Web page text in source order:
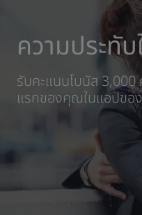
Radisson Individuals
เซอร์วิสอพาร์ตเมนต์
โรงแรมของสนามบิน
โรงแรมใหม่และที่กำลังจะเปิด
จุดหมายปลายทางของกิจก
โซลูชั่นอุตสาหกรรม
จองล่วงหน้า
ดูแพ็กเกจของเรา
สถานที่จัดงานแต่งงาน
การเข้าพักอย่างยั่งยืน
การเข้าพักแบบทีมกีฬา
นักเดินทางเพื่อธุรกิจ
โรงแรมใจกลางเมือง
วิธีรับคะแนน
Bookers & Planners
ความประทั
รับคะแนนโบนัส
แรกของคุณในแอปของ